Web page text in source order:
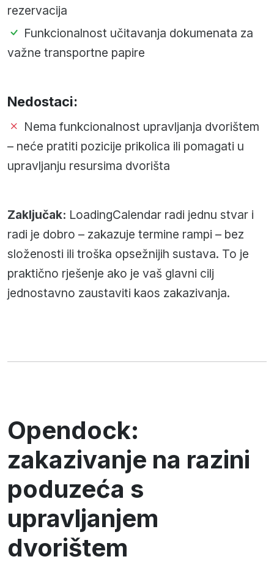
rezervacija
Funkcionalnost učitavanja dokumenata za
važne transportne papire
Nedostaci:
Nema funkcionalnost upravljanja dvorištem
– neće pratiti pozicije prikolica ili pomagati u
upravljanju resursima dvorišta
Zaključak: LoadingCalendar radi jednu stvar i
radi je dobro – zakazuje termine rampi – bez
složenosti ili troška opsežnijih sustava. To je
praktično rješenje ako je vaš glavni cilj
jednostavno zaustaviti kaos zakazivanja.
Opendock:
zakazivanje na razini
poduzeća s
upravljanjem
dvorištem